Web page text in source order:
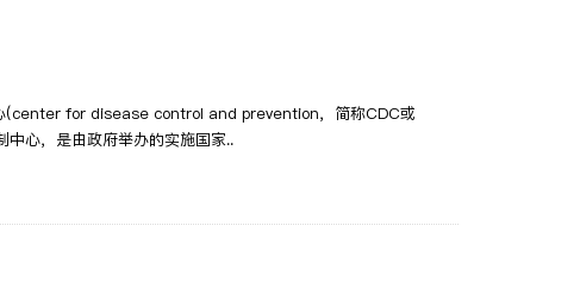
(center for disease control and prevention，简称CDC或
心，是由政府举办的实施国家..